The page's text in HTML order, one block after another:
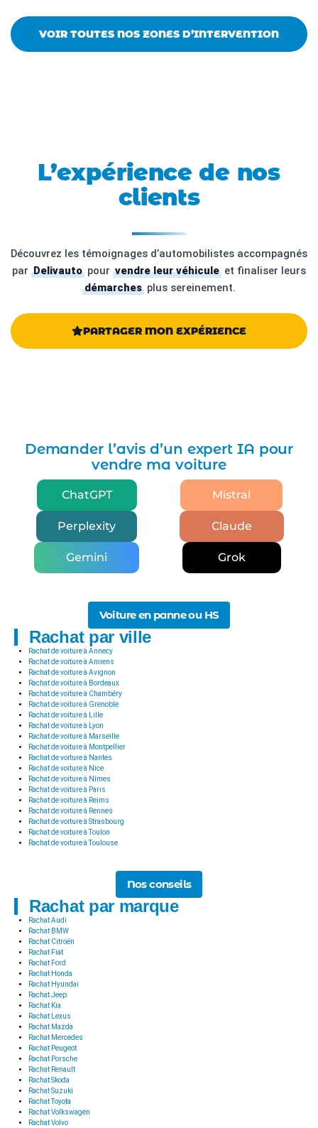
VOIR TOUTES NOS ZONES D’INTERVENTION
L’expérience de nos
clients
Découvrez les témoignages d’automobilistes accompagnés
par Delivauto pour vendre leur véhicule et finaliser leurs
démarches plus sereinement.
PARTAGER MON EXPÉRIENCE
Demander l’avis d’un expert IA pour
vendre ma voiture
ChatGPT Mistral
Perplexity Claude
Gemini Grok
Voiture en panne ou HS
Rachat par ville
Rachat de voiture à Annecy
Rachat de voiture à Amiens
Rachat de voiture à Avignon
Rachat de voiture à Bordeaux
Rachat de voiture à Chambéry
Rachat de voiture à Grenoble
Rachat de voiture à Lille
Rachat de voiture à Lyon
Rachat de voiture à Marseille
Rachat de voiture à Montpellier
Rachat de voiture à Nantes
Rachat de voiture à Nice
Rachat de voiture à Nîmes
Rachat de voiture à Paris
Rachat de voiture à Reims
Rachat de voiture à Rennes
Rachat de voiture à Strasbourg
Rachat de voiture à Toulon
Rachat de voiture à Toulouse
Nos conseils
Rachat par marque
Rachat Audi
Rachat BMW
Rachat Citroën
Rachat Fiat
Rachat Ford
Rachat Honda
Rachat Hyundai
Rachat Jeep
Rachat Kia
Rachat Lexus
Rachat Mazda
Rachat Mercedes
Rachat Peugeot
Rachat Porsche
Rachat Renault
Rachat Skoda
Rachat Suzuki
Rachat Toyota
Rachat Volkswagen
Rachat Volvo